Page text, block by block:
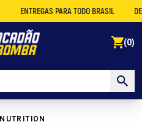
ENTREGAS PARA TODO BRASIL
(0)